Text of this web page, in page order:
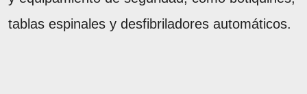
tablas espinales y desfibriladores automáticos.